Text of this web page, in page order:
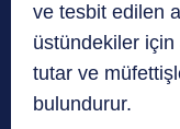
ve tesbit edilen
üstündekiler için
tutar ve
bulundurur.